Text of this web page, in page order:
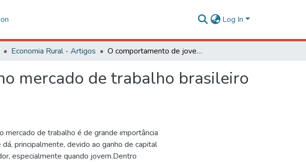
Log In
Economia Rural - Artigos O comportamento de jovens e adultos no mercado de trabalho brasileiro comrelação à permanência no emprego
mercado de trabalho brasileiro
mercado de trabalho é de grande importância
principalmente, devido ao ganho de capital
especialmente quando jovem.Dentro